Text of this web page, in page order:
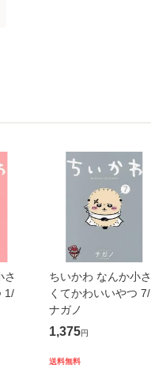
さ
1/
ちいかわ なんか小さ
くてかわいいやつ 7/
ナガノ
1,375円
送料無料